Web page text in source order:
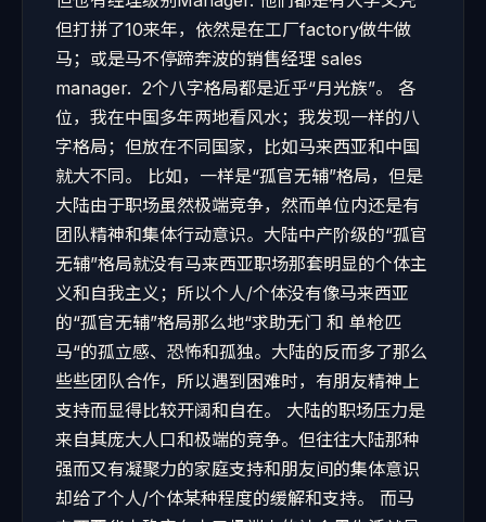
但打拼了10来年，依然是在工厂factory做牛做
马；或是马不停蹄奔波的销售经理 sales
manager. 2个八字格局都是近乎“月光族”。 各
位，我在中国多年两地看风水；我发现一样的八
字格局；但放在不同国家，比如马来西亚和中国
就大不同。 比如，一样是“孤官无辅”格局，但是
大陆由于职场虽然极端竞争，然而单位内还是有
团队精神和集体行动意识。大陆中产阶级的“孤官
无辅”格局就没有马来西亚职场那套明显的个体主
义和自我主义；所以个人/个体没有像马来西亚
的“孤官无辅”格局那么地“求助无门 和 单枪匹
马“的孤立感、恐怖和孤独。大陆的反而多了那么
些些团队合作，所以遇到困难时，有朋友精神上
支持而显得比较开阔和自在。 大陆的职场压力是
来自其庞大人口和极端的竞争。但往往大陆那种
强而又有凝聚力的家庭支持和朋友间的集体意识
却给了个人/个体某种程度的缓解和支持。 而马